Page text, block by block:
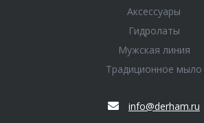
Аксессуары
Гидролаты
Мужская линия
Традиционное мыло
info@derham.ru